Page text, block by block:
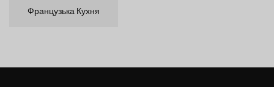
Французька Кухня